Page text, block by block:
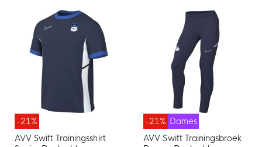
-21%
AVV Swift Trainingsshirt
-21% Dames
AVV Swift Trainingsbroek